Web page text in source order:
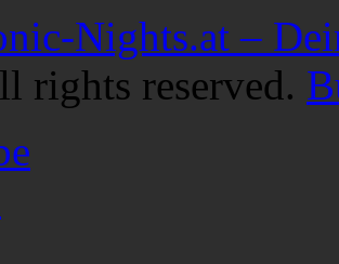
Nights.at –
rights reserved.